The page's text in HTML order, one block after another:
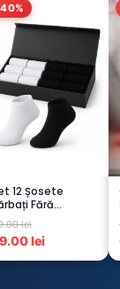
12 Șosete
Fără
– 6 Albe +
lei
lei